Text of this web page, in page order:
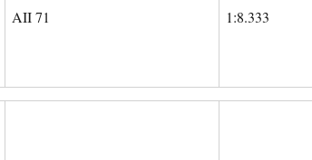
AII 71
1:8.333